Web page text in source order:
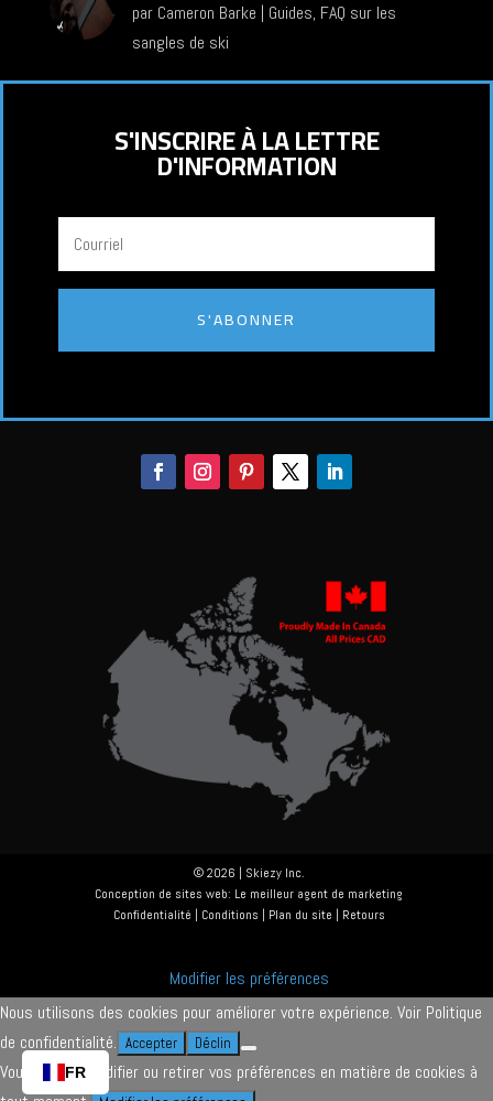
par Cameron Barke | Guides, FAQ sur les
sangles de ski
S'INSCRIRE À LA LETTRE
D'INFORMATION
S'ABONNER
© 2026 | Skiezy Inc.
Conception de sites web: Le meilleur agent de marketing
Confidentialité | Conditions | Plan du site | Retours
Modifier les préférences
Nous utilisons des cookies pour améliorer votre expérience. Voir Politique
de confidentialité. Accepter Déclin
Vous pouvez modifier ou retirer vos préférences en matière de cookies à
FR